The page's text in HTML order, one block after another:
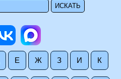
Е Ж З И К